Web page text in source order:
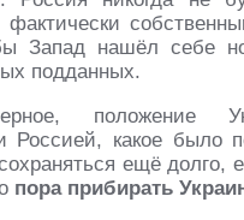
фактически
Запад нашёл себе
подданных.
положение
Россией, какое было
ещё долго,
пора прибирать